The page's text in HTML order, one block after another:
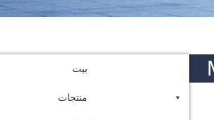
بيت
منتجات